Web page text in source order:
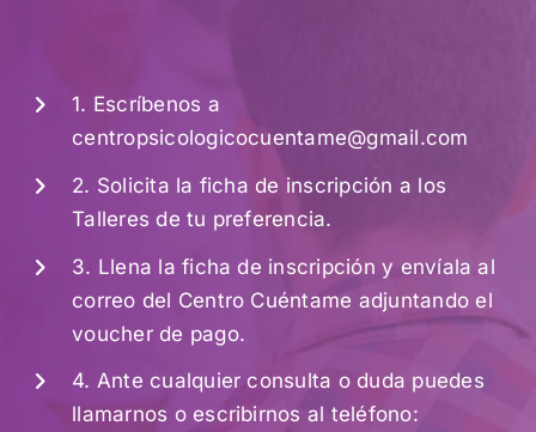
1. Escríbenos a
centropsicologicocuentame@gmail.com
2. Solicita la ficha de inscripción a los
Talleres de tu preferencia.
3. Llena la ficha de inscripción y envíala al
correo del Centro Cuéntame adjuntando el
voucher de pago.
4. Ante cualquier consulta o duda puedes
llamarnos o escribirnos al teléfono: